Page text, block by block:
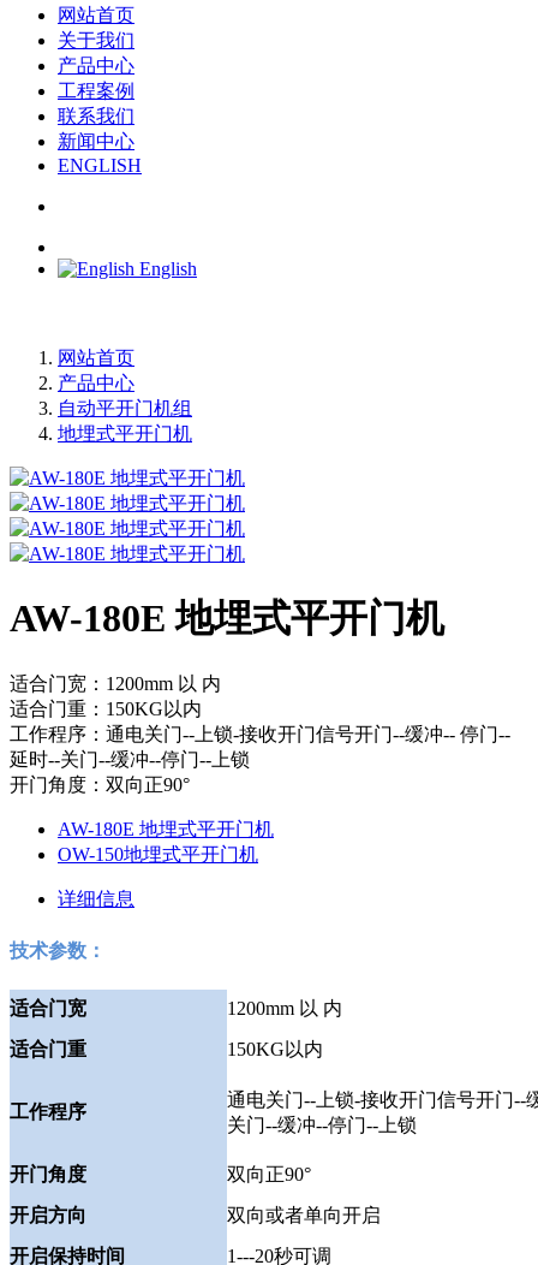
网站首页
关于我们
产品中心
工程案例
联系我们
新闻中心
ENGLISH
English
网站首页
产品中心
自动平开门机组
地埋式平开门机
AW-180E 地埋式平开门机
适合门宽：1200mm 以 内
适合门重：150KG以内
工作程序：通电关门--上锁-接收开门信号开门--缓冲-- 停门--
延时--关门--缓冲--停门--上锁
开门角度：双向正90°
AW-180E 地埋式平开门机
OW-150地埋式平开门机
详细信息
技术参数：
适合门宽
1200mm 以 内
适合门重
150KG以内
工作程序
通电关门--上锁-接收开门信号开门--
关门--缓冲--停门--上锁
开门角度
双向正90°
开启方向
双向或者单向开启
开启保持时间
1---20秒可调